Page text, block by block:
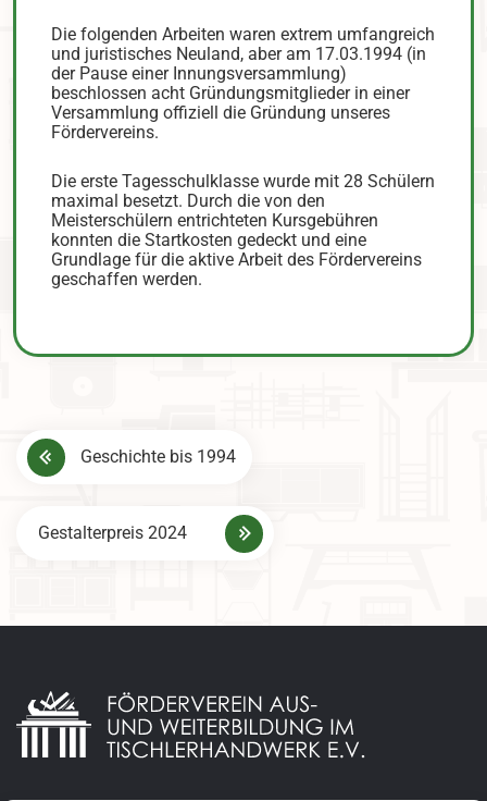
Die folgenden Arbeiten waren extrem umfangreich
und juristisches Neuland, aber am 17.03.1994 (in
der Pause einer Innungsversammlung)
beschlossen acht Gründungsmitglieder in einer
Versammlung offiziell die Gründung unseres
Fördervereins.
Die erste Tagesschulklasse wurde mit 28 Schülern
maximal besetzt. Durch die von den
Meisterschülern entrichteten Kursgebühren
konnten die Startkosten gedeckt und eine
Grundlage für die aktive Arbeit des Fördervereins
geschaffen werden.
e
a
s
n
Geschichte bis 1994
Gestalterpreis 2024